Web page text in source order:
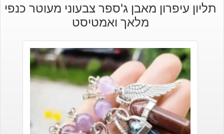
תליון עיפרון מאבן ג'ספר צבעוני מעוטר כנפי
מלאך ואמטיסט